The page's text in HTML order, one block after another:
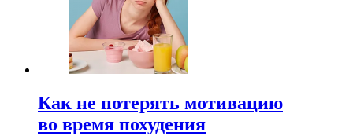
Как не потерять мотивацию
во время похудения